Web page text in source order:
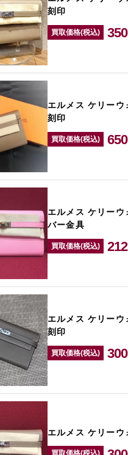
刻印
買取価格(税込)
エルメス ケリー
刻印
買取価格(税込)
エルメス ケリー
バー金具
買取価格(税込)
エルメス ケリー
刻印
買取価格(税込)
エルメス ケリー